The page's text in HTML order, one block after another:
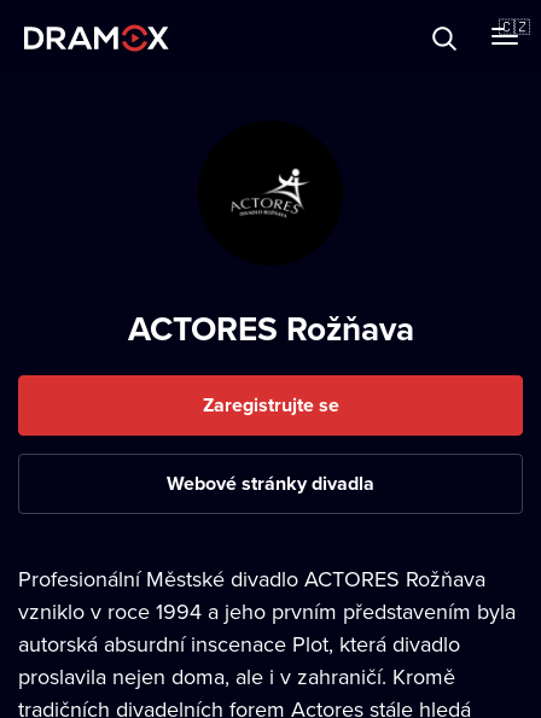
🇨🇿
ACTORES Rožňava
Zaregistrujte se
Webové stránky divadla
Profesionální Městské divadlo ACTORES Rožňava
vzniklo v roce 1994 a jeho prvním představením byla
autorská absurdní inscenace Plot, která divadlo
proslavila nejen doma, ale i v zahraničí. Kromě
tradičních divadelních forem Actores stále hledá